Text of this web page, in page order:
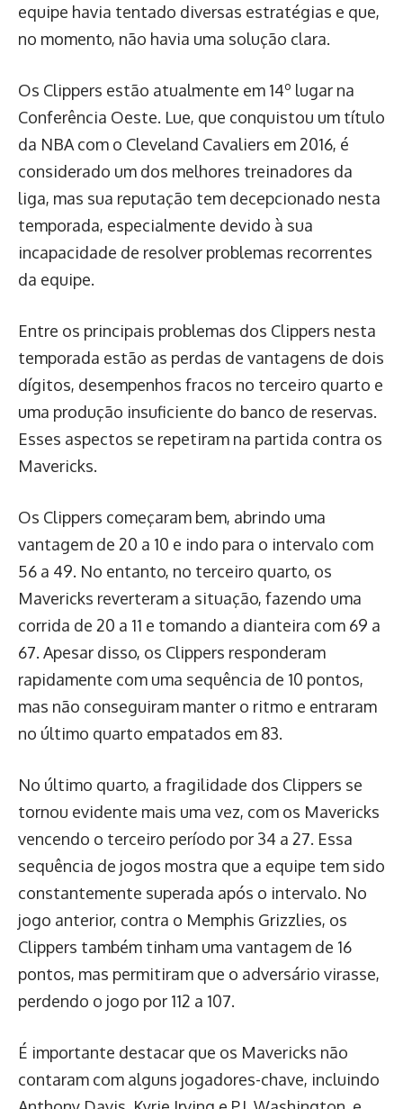
equipe havia tentado diversas estratégias e que,
no momento, não havia uma solução clara.
Os Clippers estão atualmente em 14º lugar na
Conferência Oeste. Lue, que conquistou um título
da NBA com o Cleveland Cavaliers em 2016, é
considerado um dos melhores treinadores da
liga, mas sua reputação tem decepcionado nesta
temporada, especialmente devido à sua
incapacidade de resolver problemas recorrentes
da equipe.
Entre os principais problemas dos Clippers nesta
temporada estão as perdas de vantagens de dois
dígitos, desempenhos fracos no terceiro quarto e
uma produção insuficiente do banco de reservas.
Esses aspectos se repetiram na partida contra os
Mavericks.
Os Clippers começaram bem, abrindo uma
vantagem de 20 a 10 e indo para o intervalo com
56 a 49. No entanto, no terceiro quarto, os
Mavericks reverteram a situação, fazendo uma
corrida de 20 a 11 e tomando a dianteira com 69 a
67. Apesar disso, os Clippers responderam
rapidamente com uma sequência de 10 pontos,
mas não conseguiram manter o ritmo e entraram
no último quarto empatados em 83.
No último quarto, a fragilidade dos Clippers se
tornou evidente mais uma vez, com os Mavericks
vencendo o terceiro período por 34 a 27. Essa
sequência de jogos mostra que a equipe tem sido
constantemente superada após o intervalo. No
jogo anterior, contra o Memphis Grizzlies, os
Clippers também tinham uma vantagem de 16
pontos, mas permitiram que o adversário virasse,
perdendo o jogo por 112 a 107.
É importante destacar que os Mavericks não
contaram com alguns jogadores-chave, incluindo